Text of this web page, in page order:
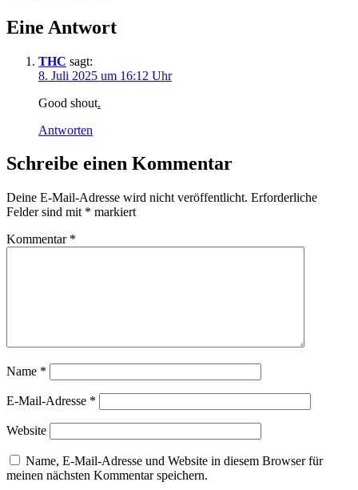
Eine Antwort
THC sagt:
8. Juli 2025 um 16:12 Uhr
Good shout.
Antworten
Schreibe einen Kommentar
Deine E-Mail-Adresse wird nicht veröffentlicht. Erforderliche
Felder sind mit * markiert
Kommentar *
Name *
E-Mail-Adresse *
Website
Name, E-Mail-Adresse und Website in diesem Browser für
meinen nächsten Kommentar speichern.